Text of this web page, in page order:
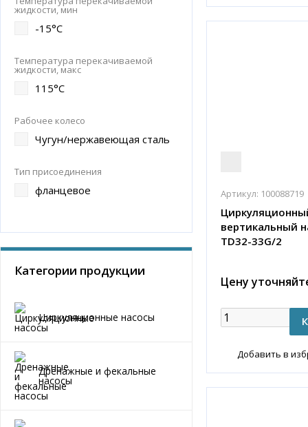
жидкости, мин
-15°C
Температура перекачиваемой
жидкости, макс
115°C
Рабочее колесо
Чугун/нержавеющая сталь
Тип присоединения
фланцевое
Категории продукции
Циркуляционные насосы
Дренажные и фекальные
насосы
Артикул: 100088719
вертикальный
TD32-33G/2
Цену
Добавить в